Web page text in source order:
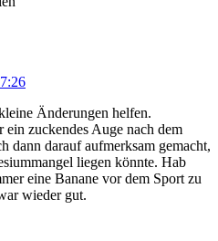
Änderungen helfen.
zuckendes Auge nach dem
dann darauf aufmerksam gemacht,
liegen könnte. Hab
eine Banane vor dem Sport zu
wieder gut.